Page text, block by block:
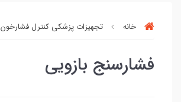
خانه تجهیزات پزشکی کنترل فشارخون
فشارسنج بازویی